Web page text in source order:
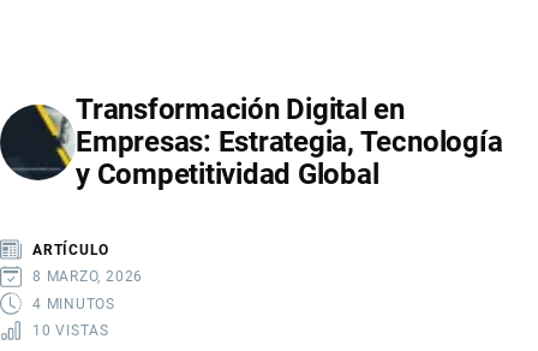
LOS
ECUATORIANOS
PUEDEN
VISA:
CONSIDERACIONES
PARA
Transformación Digital en
Empresas: Estrategia, Tecnología
y Competitividad Global
ARTÍCULO
8 MARZO, 2026
4 MINUTOS
10 VISTAS